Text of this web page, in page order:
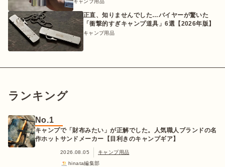
キャンプ用品
正直、知りませんでした…バイヤーが驚いた
「衝撃的すぎキャンプ道具」6選【2026年版】
キャンプ用品
ランキング
No.1
キャンプで「財布みたい」が正解でした。人気職人ブランドの名
作ホットサンドメーカー【目利きのキャンプギア】
2026.08.05
キャンプ用品
hinata編集部